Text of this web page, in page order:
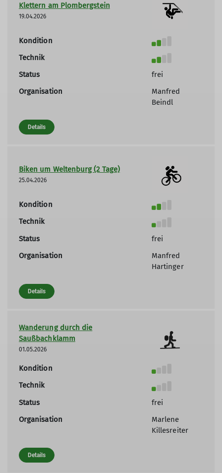
Klettern am Plombergstein
19.04.2026
Kondition
Technik
Status
frei
Organisation
Manfred
Beindl
Details
Biken um Weltenburg (2 Tage)
25.04.2026
Kondition
Technik
Status
frei
Organisation
Manfred
Hartinger
Details
Wanderung durch die
Saußbachklamm
01.05.2026
Kondition
Technik
Status
frei
Organisation
Marlene
Killesreiter
Details